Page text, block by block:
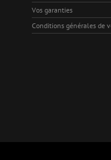
Vos garanties
Conditions générales de